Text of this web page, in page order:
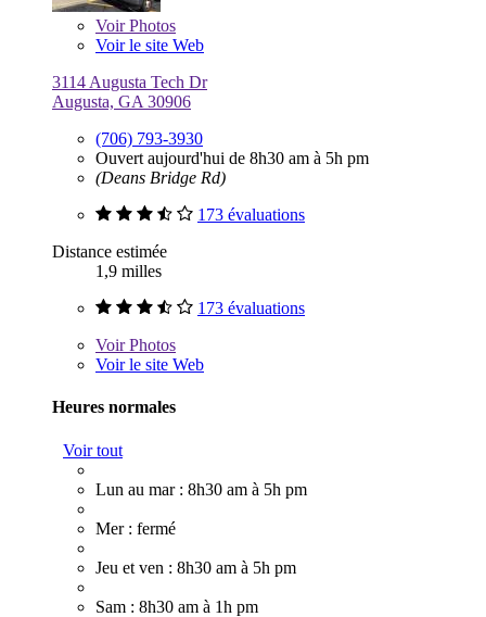
VoirPhotos
Voir le site Web
3114 Augusta Tech Dr
Augusta, GA 30906
(706) 793-3930
Ouvert aujourd'hui de 8h30 am à 5h pm
(Deans Bridge Rd)
173 évaluations
Distance estimée
1,9 milles
173 évaluations
VoirPhotos
Voir le site Web
Heures normales
Voir tout
Lun au mar : 8h30 am à 5h pm
Mer : fermé
Jeu et ven : 8h30 am à 5h pm
Sam : 8h30 am à 1h pm